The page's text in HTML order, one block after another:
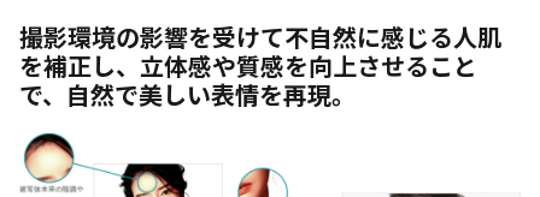
撮影環境の影響を受けて不自然に感じる人肌
を補正し、立体感や質感を向上させること
で、自然で美しい表情を再現。